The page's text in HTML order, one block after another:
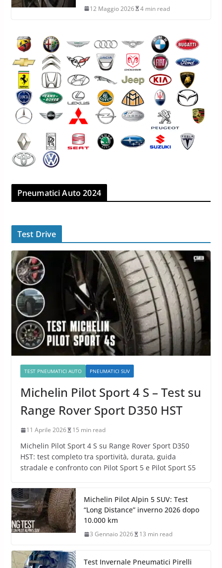
12 Maggio 2026 4 min read
Pneumatici Auto 2024
Test Drive
TEST PNEUMATICI AUTO PNEUMATICI SUV
Michelin Pilot Sport 4 S – Test su
Range Rover Sport D350 HST
11 Aprile 2026 15 min read
Michelin Pilot Sport 4 S su Range Rover Sport D350
HST: test completo tra sportività, durata, guida
stradale e confronto con Pilot Sport 5 e Pilot Sport S5
Michelin Pilot Alpin 5 SUV: Test
“Long Distance” inverno 2026 dopo
10.000 km
3 Gennaio 2026 13 min read
Test Invernale Pneumatici Pirelli